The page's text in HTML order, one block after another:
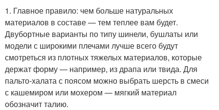
1. Главное правило: чем больше натуральных
материалов в составе — тем теплее вам будет.
Двубортные варианты по типу шинели, бушлаты или
модели с широкими плечами лучше всего будут
смотреться из плотных тяжелых материалов, которые
держат форму — например, из драпа или твида. Для
пальто-халата с поясом можно выбрать шерсть в смеси
с кашемиром или мохером — мягкий материал
обозначит талию.